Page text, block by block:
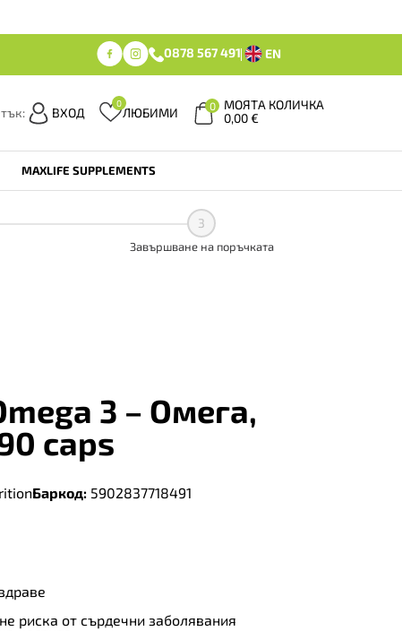
0878 567 491 EN
ВХОД
0
ЛЮБИМИ 0
МОЯТА КОЛИЧКА
0,00€
MAXLIFE SUPPLEMENTS
3
Завършване на поръчката
3 – Омега,
caps
Баркод: 5902837718491
риска от сърдечни заболявания